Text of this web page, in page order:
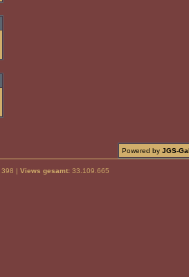
Powered by JGS-
398 | Views gesamt: 33.109.665